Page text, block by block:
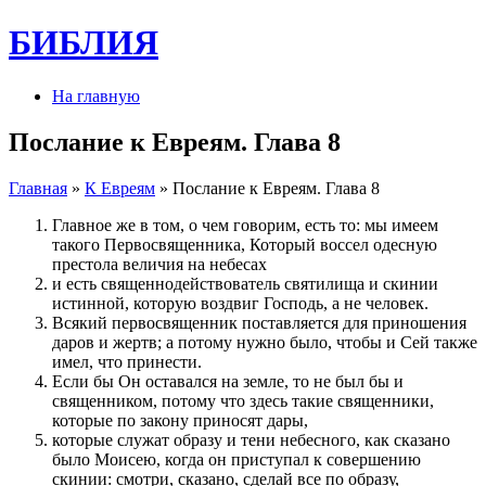
БИБЛИЯ
На главную
Послание к Евреям. Глава 8
Главная » К Евреям » Послание к Евреям. Глава 8
Главное же в том, о чем говорим, есть то: мы имеем
такого Первосвященника, Который воссел одесную
престола величия на небесах
и есть священнодействователь святилища и скинии
истинной, которую воздвиг Господь, а не человек.
Всякий первосвященник поставляется для приношения
даров и жертв; а потому нужно было, чтобы и Сей также
имел, что принести.
Если бы Он оставался на земле, то не был бы и
священником, потому что здесь такие священники,
которые по закону приносят дары,
которые служат образу и тени небесного, как сказано
было Моисею, когда он приступал к совершению
скинии: смотри, сказано, сделай все по образу,